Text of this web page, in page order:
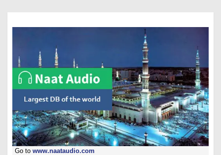
Go to www.naataudio.com